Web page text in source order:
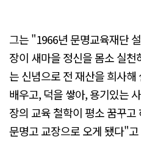
그는 "1966년 문명교육재단
장이 새마을 정신을 몸소 실
는 신념으로 전 재산을 희사
배우고, 덕을 쌓아, 용기있는
장의 교육 철학이 평소 꿈꾸
문명고 교장으로 오게 됐다"